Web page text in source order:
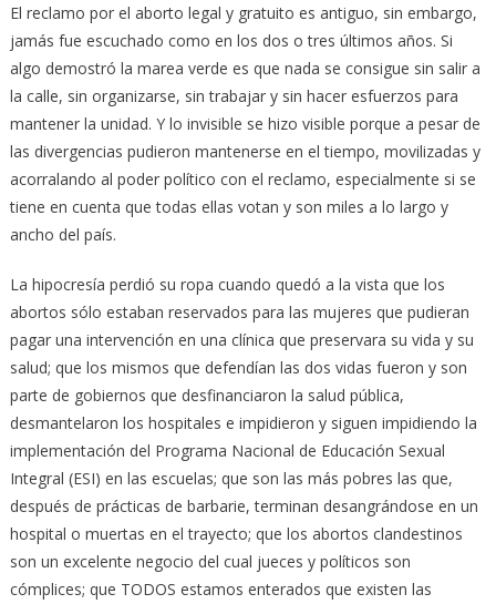
El reclamo por el aborto legal y gratuito es antiguo, sin embargo,
jamás fue escuchado como en los dos o tres últimos años. Si
algo demostró la marea verde es que nada se consigue sin salir a
la calle, sin organizarse, sin trabajar y sin hacer esfuerzos para
mantener la unidad. Y lo invisible se hizo visible porque a pesar de
las divergencias pudieron mantenerse en el tiempo, movilizadas y
acorralando al poder político con el reclamo, especialmente si se
tiene en cuenta que todas ellas votan y son miles a lo largo y
ancho del país.
La hipocresía perdió su ropa cuando quedó a la vista que los
abortos sólo estaban reservados para las mujeres que pudieran
pagar una intervención en una clínica que preservara su vida y su
salud; que los mismos que defendían las dos vidas fueron y son
parte de gobiernos que desfinanciaron la salud pública,
desmantelaron los hospitales e impidieron y siguen impidiendo la
implementación del Programa Nacional de Educación Sexual
Integral (ESI) en las escuelas; que son las más pobres las que,
después de prácticas de barbarie, terminan desangrándose en un
hospital o muertas en el trayecto; que los abortos clandestinos
son un excelente negocio del cual jueces y políticos son
cómplices; que TODOS estamos enterados que existen las